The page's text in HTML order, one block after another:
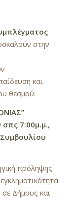
στην
και
θεσμού:
σπς 7:00μ.μ.,
πρόληψης
Δήμους και